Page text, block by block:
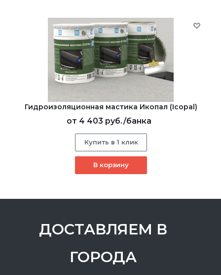
Гидроизоляционная мастика Икопал (Icopal)
от 4 403 руб./банка
Купить в 1 клик
В корзину
ДОСТАВЛЯЕМ В
ГОРОДА